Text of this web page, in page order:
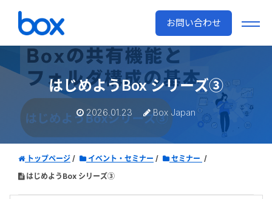
お問い合わせ
はじめようBox シリーズ③
2026.01.23 Box Japan
トップページ イベント・セミナー
セミナー
はじめようBox シリーズ③